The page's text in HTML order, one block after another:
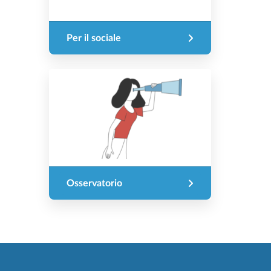
Per il sociale
Osservatorio